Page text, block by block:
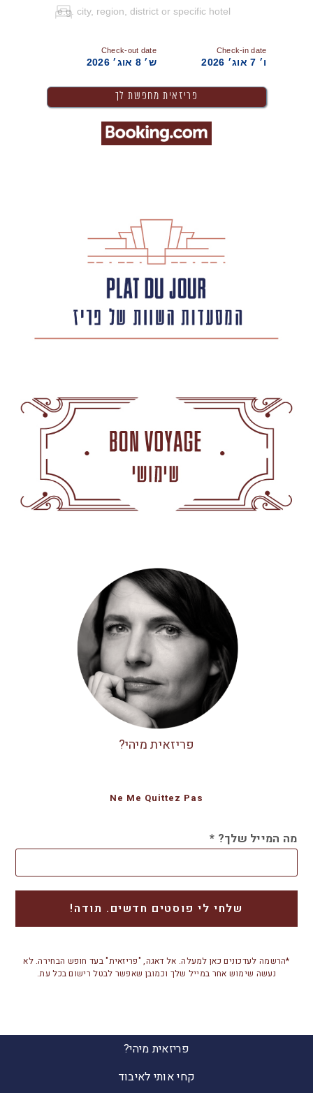
Check-in date
ו׳ 7 אוג׳ 2026
Check-out date
ש׳ 8 אוג׳ 2026
פריזאית מיהי?
Ne Me Quittez Pas
מה המייל שלך? *
*הרשמה לעדכונים כאן למעלה. אל דאגה, "פריזאית" בעד חופש הבחירה. לא
נעשה שימוש אחר במייל שלך וכמובן שאפשר לבטל רישום בכל עת.
פריזאית מיהי?
קחי אותי לאיבוד